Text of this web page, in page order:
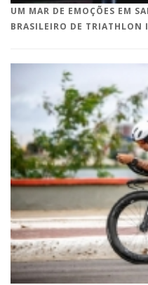
UM MAR DE EMOÇÕES EM
BRASILEIRO DE TRIATHLON